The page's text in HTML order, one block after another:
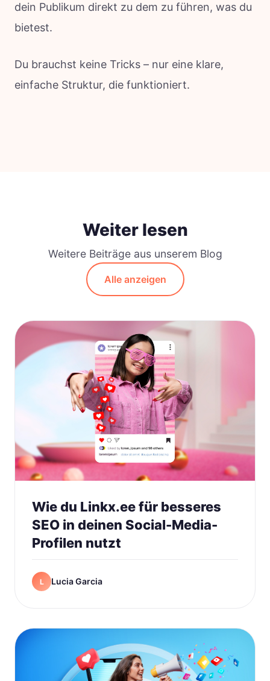
dein Publikum direkt zu dem zu führen, was du
bietest.
Du brauchst keine Tricks – nur eine klare,
einfache Struktur, die funktioniert.
Weiter lesen
Weitere Beiträge aus unserem Blog
Alle anzeigen
Wie du Linkx.ee für besseres
SEO in deinen Social-Media-
Profilen nutzt
L Lucia Garcia